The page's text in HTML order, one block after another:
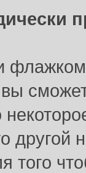
другой
того